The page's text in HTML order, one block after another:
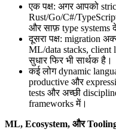
एक पक्ष: अगर आपको
Rust/Go/C#/
और साफ़ type systems
दूसरा पक्ष: migration
ML/data stacks, client
सुधार फिर भी सार्थक है।
कई लोग dynamic
productive और
tests और अच्छी
frameworks में।
ML, Ecosystem, और